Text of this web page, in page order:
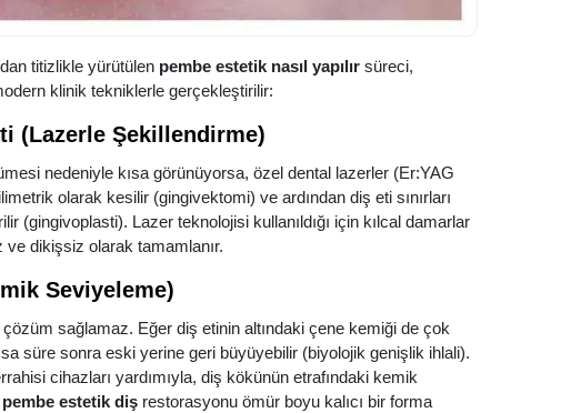
titizlikle yürütülen pembe estetik nasıl yapılır süreci,
klinik tekniklerle gerçekleştirilir:
(Lazerle Şekillendirme)
nedeniyle kısa görünüyorsa, özel dental lazerler (Er:YAG
olarak kesilir (gingivektomi) ve ardından diş eti sınırları
(gingivoplasti). Lazer teknolojisi kullanıldığı için kılcal damarlar
dikişsiz olarak tamamlanır.
Seviyeleme)
sağlamaz. Eğer diş etinin altındaki çene kemiği de çok
süre sonra eski yerine geri büyüyebilir (biyolojik genişlik ihlali).
cihazları yardımıyla, diş kökünün etrafındaki kemik
pembe estetik diş restorasyonu ömür boyu kalıcı bir forma